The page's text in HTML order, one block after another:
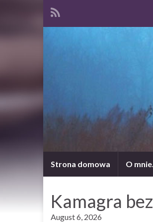
Strona domowa O
Kamagra
August 6, 2026